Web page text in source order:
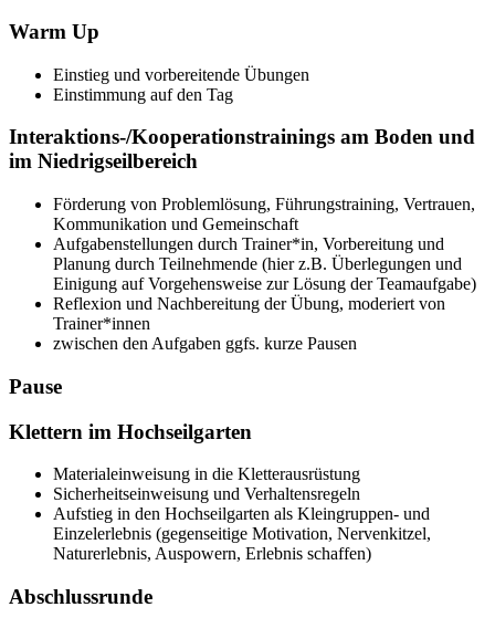
Warm Up
Einstieg und vorbereitende Übungen
Einstimmung auf den Tag
Interaktions-/Kooperationstrainings am Boden und
im Niedrigseilbereich
Förderung von Problemlösung, Führungstraining, Vertrauen,
Kommunikation und Gemeinschaft
Aufgabenstellungen durch Trainer*in, Vorbereitung und
Planung durch Teilnehmende (hier z.B. Überlegungen und
Einigung auf Vorgehensweise zur Lösung der Teamaufgabe)
Reflexion und Nachbereitung der Übung, moderiert von
Trainer*innen
zwischen den Aufgaben ggfs. kurze Pausen
Pause
Klettern im Hochseilgarten
Materialeinweisung in die Kletterausrüstung
Sicherheitseinweisung und Verhaltensregeln
Aufstieg in den Hochseilgarten als Kleingruppen- und
Einzelerlebnis (gegenseitige Motivation, Nervenkitzel,
Naturerlebnis, Auspowern, Erlebnis schaffen)
Abschlussrunde